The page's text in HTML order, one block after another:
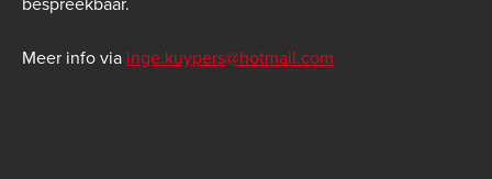
Meer info via inge.kuypers@hotmail.com